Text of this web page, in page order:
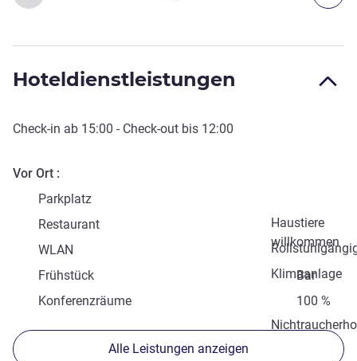
Hoteldienstleistungen
Check-in ab 15:00 - Check-out bis 12:00
Vor Ort
Parkplatz
Haustiere
willkommen
Restaurant
WLAN
Klimaanlage
Frühstück
Bar
Konferenzräume
100 %
Alle Leistungen anzeigen